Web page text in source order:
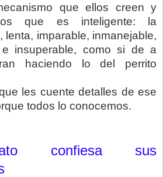
que ellos creen y
que es inteligente: la
lenta, imparable, inmanejable,
e insuperable, como si de a
haciendo lo del perrito
les cuente detalles de ese
todos lo conocemos.
confiesa sus